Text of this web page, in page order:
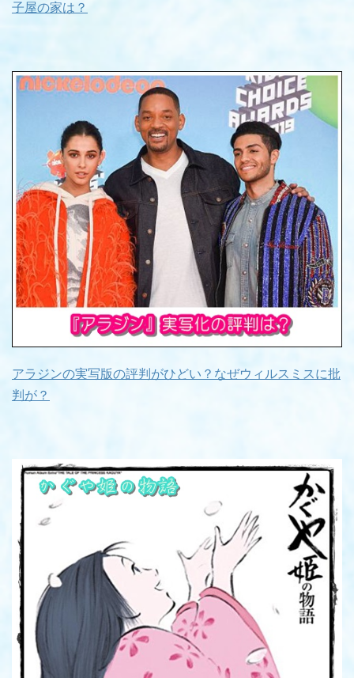
子屋の家は？
アラジンの実写版の評判がひどい？なぜウィルスミスに批
判が？